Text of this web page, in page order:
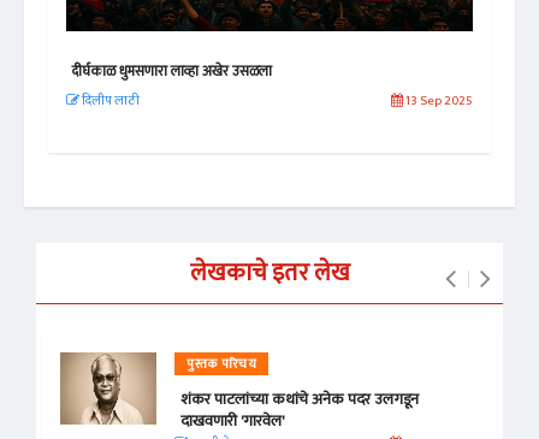
दीर्घकाळ धुमसणारा लाव्हा अखेर उसळला
दिलीप लाठी 13 Sep 2025
लेखकाचे इतर लेख
पुस्तक परिचय
शंकर पाटलांच्या कथांचे अनेक पदर उलगडून
दाखवणारी 'गारवेल'